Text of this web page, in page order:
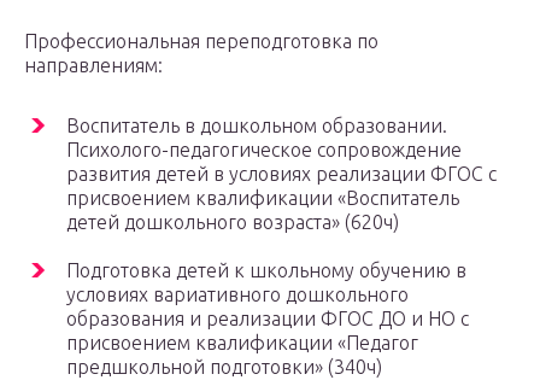
Профессиональная переподготовка по
направлениям:
Воспитатель в дошкольном образовании.
Психолого-педагогическое сопровождение
развития детей в условиях реализации ФГОС с
присвоением квалификации «Воспитатель
детей дошкольного возраста» (620ч)
Подготовка детей к школьному обучению в
условиях вариативного дошкольного
образования и реализации ФГОС ДО и НО с
присвоением квалификации «Педагог
предшкольной подготовки» (340ч)